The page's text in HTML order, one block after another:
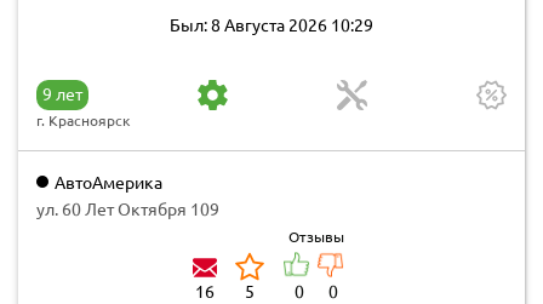
Был: 8 Августа 2026 10:29
9 лет
г. Красноярск
АвтоАмерика
ул. 60 Лет Октября 109
16 5
Отзывы
0 0